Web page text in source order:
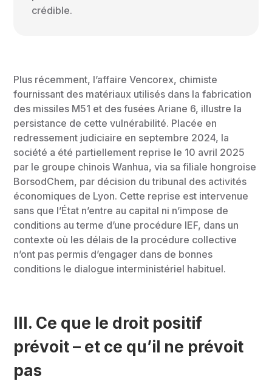
crédible.
Plus récemment, l’affaire Vencorex, chimiste
fournissant des matériaux utilisés dans la fabrication
des missiles M51 et des fusées Ariane 6, illustre la
persistance de cette vulnérabilité. Placée en
redressement judiciaire en septembre 2024, la
société a été partiellement reprise le 10 avril 2025
par le groupe chinois Wanhua, via sa filiale hongroise
BorsodChem, par décision du tribunal des activités
économiques de Lyon. Cette reprise est intervenue
sans que l’État n’entre au capital ni n’impose de
conditions au terme d’une procédure IEF, dans un
contexte où les délais de la procédure collective
n’ont pas permis d’engager dans de bonnes
conditions le dialogue interministériel habituel.
III. Ce que le droit positif
prévoit – et ce qu’il ne prévoit
pas